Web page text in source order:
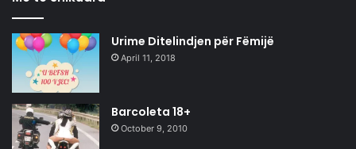
Urime Ditelindjen për Fëmijë
April 11, 2018
Barcoleta 18+
October 9, 2010